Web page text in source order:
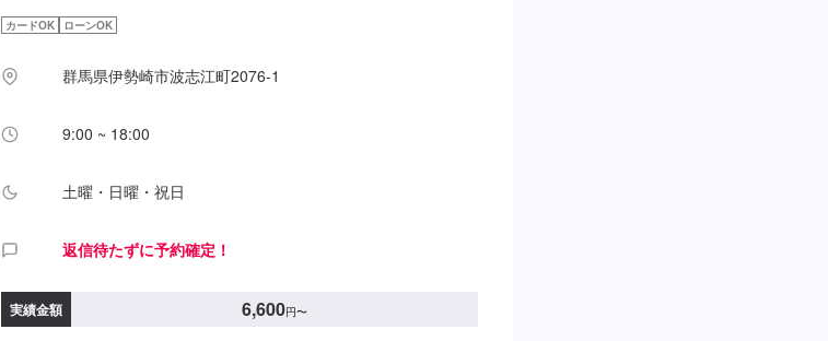
込みについて-----------パーツの持ち込み可能です。オファーにて詳細
時間：8:30~17:30
カードOK ローンOK
群馬県伊勢崎市波志江町2076-1
9:00 ~ 18:00
土曜・日曜・祝日
返信待たずに予約確定！
実績金額 6,600円〜